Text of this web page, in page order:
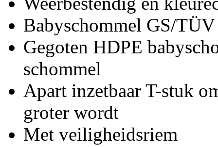
Babyschommel GS/
Gegoten HDPE
schommel
Apart inzetbaar T-stuk
groter wordt
Met veiligheidsriem